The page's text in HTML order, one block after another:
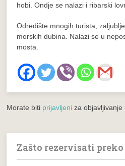
hobi. Ondje se nalazi i ribarski
Odredište mnogih turista,
morskih dubina. Nalazi se u
mosta.
Morate biti prijavljeni za objavljivanje
Zašto rezervisati